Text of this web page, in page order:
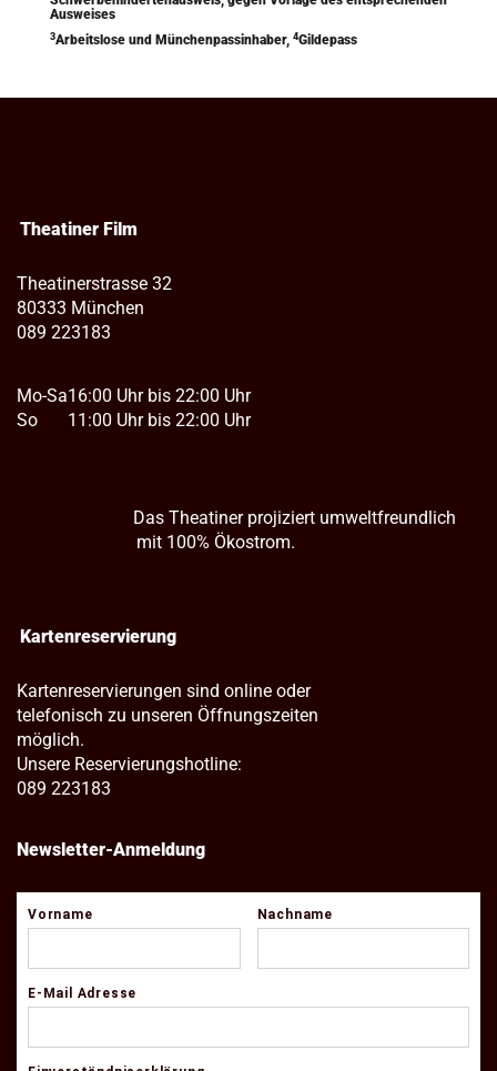
Ausweises
3Arbeitslose und Münchenpassinhaber, 4Gildepass
Theatiner Film
Theatinerstrasse 32
80333 München
089 223183
Mo-Sa
So
16:00 Uhr bis 22:00 Uhr
11:00 Uhr bis 22:00 Uhr
Das Theatiner projiziert umweltfreundlich
mit 100% Ökostrom.
Kartenreservierung
Kartenreservierungen sind online oder
telefonisch zu unseren Öffnungszeiten
möglich.
Unsere Reservierungshotline:
089 223183
Newsletter-Anmeldung